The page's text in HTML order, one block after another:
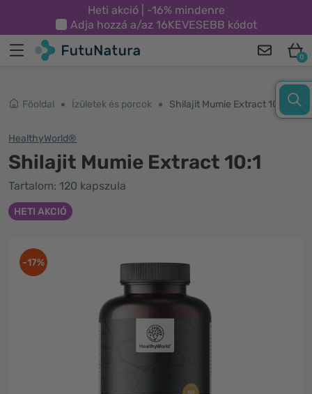
Heti akció | -16% mindenre
Adja hozzá a/az 16KEVESEBB kódot
0
Főoldal Ízületek és porcok Shilajit Mumie Extract 10:1
HealthyWorld®
Shilajit Mumie Extract 10:1
Tartalom: 120 kapszula
HETI AKCIÓ
-17%